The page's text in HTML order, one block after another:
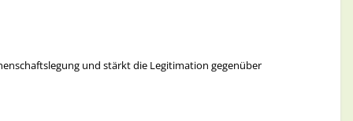
und stärkt die Legitimation gegenüber